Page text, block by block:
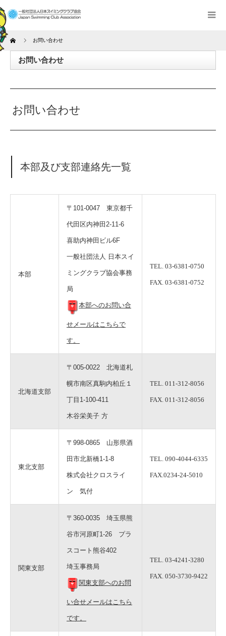
Home お問い合わせ
お問い合わせ
お問い合わせ
本部及び支部連絡先一覧
本部
〒101-0047 東京都千
代田区内神田2-11-6
喜助内神田ビル6F
一般社団法人 日本スイ
ミングクラブ協会事務
局
本部へのお問い合
せメールはこちらで
す。
TEL. 03-6381-0750
FAX. 03-6381-0752
北海道支部
〒005-0022 北海道札
幌市南区真駒内柏丘１
丁目1-100-411
木谷栄美子 方
TEL. 011-312-8056
FAX. 011-312-8056
東北支部
〒998-0865 山形県酒
田市北新橋1-1-8
株式会社クロスライ
ン 気付
TEL. 090-4044-6335
FAX.0234-24-5010
関東支部
〒360-0035 埼玉県熊
谷市河原町1-26 プラ
スコート熊谷402
埼玉事務局
関東支部へのお問
い合せメールはこちら
です。
TEL. 03-4241-3280
FAX. 050-3730-9422